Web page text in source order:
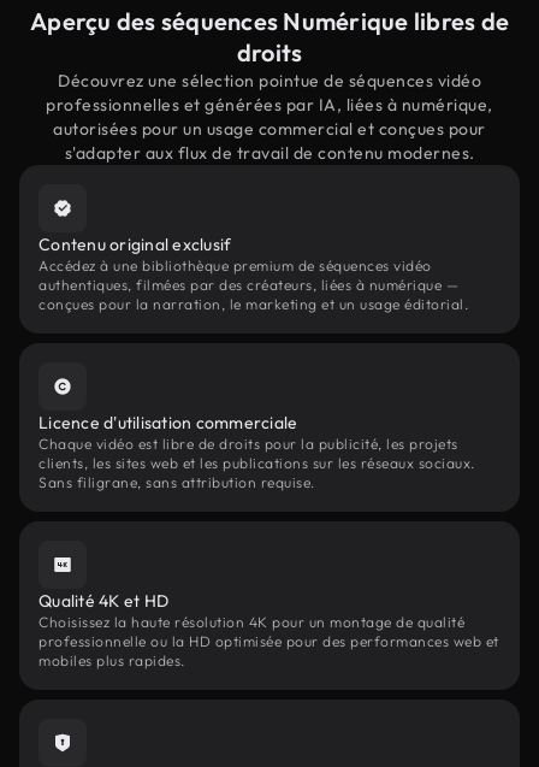
Aperçu des séquences Numérique libres de
droits
Découvrez une sélection pointue de séquences vidéo
professionnelles et générées par IA, liées à numérique,
autorisées pour un usage commercial et conçues pour
s'adapter aux flux de travail de contenu modernes.
Contenu original exclusif
Accédez à une bibliothèque premium de séquences vidéo
authentiques, filmées par des créateurs, liées à numérique —
conçues pour la narration, le marketing et un usage éditorial.
Licence d'utilisation commerciale
Chaque vidéo est libre de droits pour la publicité, les projets
clients, les sites web et les publications sur les réseaux sociaux.
Sans filigrane, sans attribution requise.
Qualité 4K et HD
Choisissez la haute résolution 4K pour un montage de qualité
professionnelle ou la HD optimisée pour des performances web et
mobiles plus rapides.